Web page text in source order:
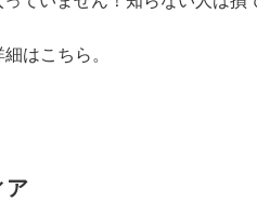
はこちら。
ア